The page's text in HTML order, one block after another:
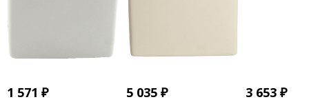
1 571 ₽ 5 035 ₽ 3 653 ₽